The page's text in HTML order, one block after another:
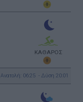
ΚΑΘΑΡΟΣ
Ανατολή: 06:25 - Δύση 20:01